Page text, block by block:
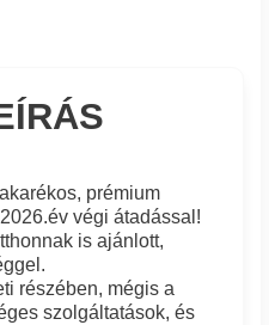
prémium
végi átadással!
is ajánlott,
részében, mégis a
szolgáltatások, és